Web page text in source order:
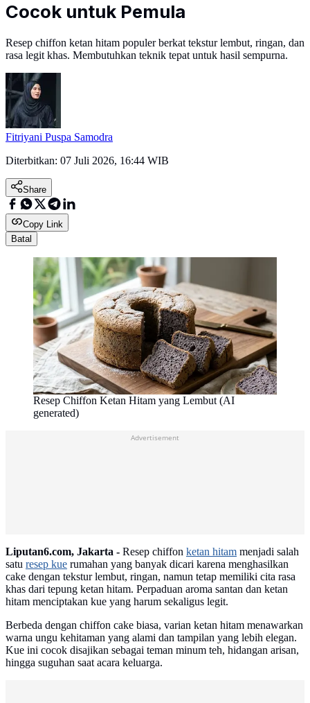
Cocok untuk Pemula
Resep chiffon ketan hitam populer berkat tekstur lembut, ringan, dan
rasa legit khas. Membutuhkan teknik tepat untuk hasil sempurna.
Fitriyani Puspa Samodra
Diterbitkan: 07 Juli 2026, 16:44 WIB
Share
Copy Link
Batal
Resep Chiffon Ketan Hitam yang Lembut (AI
generated)
Liputan6.com, Jakarta - Resep chiffon ketan hitam menjadi salah
satu resep kue rumahan yang banyak dicari karena menghasilkan
cake dengan tekstur lembut, ringan, namun tetap memiliki cita rasa
khas dari tepung ketan hitam. Perpaduan aroma santan dan ketan
hitam menciptakan kue yang harum sekaligus legit.
Berbeda dengan chiffon cake biasa, varian ketan hitam menawarkan
warna ungu kehitaman yang alami dan tampilan yang lebih elegan.
Kue ini cocok disajikan sebagai teman minum teh, hidangan arisan,
hingga suguhan saat acara keluarga.